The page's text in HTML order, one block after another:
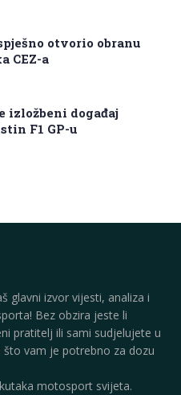
otvorio obranu
CEZ-a
izložbeni događaj
F1 GP-u
glavni izvor vijesti, analiza i
Bez obzira jeste li
pratitelj ili sami sudjelujete u
vam je potrebno za dozu
motosport svijeta.